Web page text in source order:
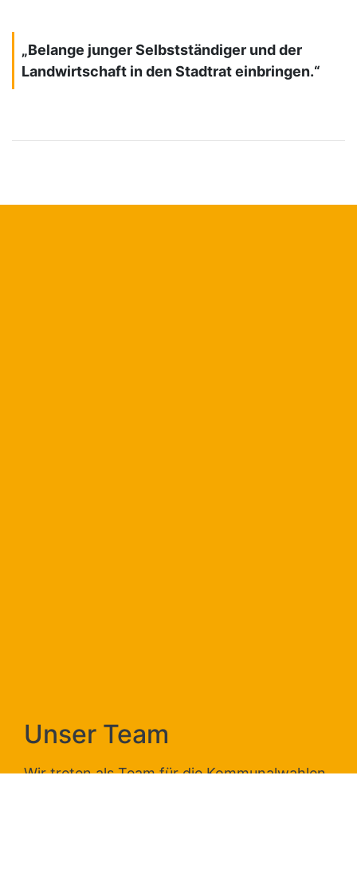
„Belange junger Selbstständiger und der
Landwirtschaft in den Stadtrat einbringen.“
Unser Team
Wir treten als Team für die Kommunalwahlen